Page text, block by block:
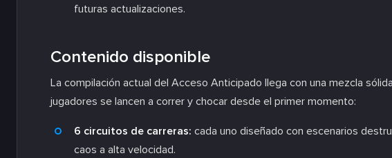
futuras actualizaciones.
Contenido disponible
La compilación actual del Acceso Anticipado llega con una mezcla
jugadores se lancen a correr y chocar desde el primer momento:
6 circuitos de carreras: cada uno diseñado con escenarios
caos a alta velocidad.